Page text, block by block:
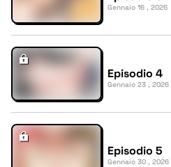
Gennaio 16 , 2026
Episodio 4
Gennaio 23 , 2026
Episodio 5
Gennaio 30 , 2026